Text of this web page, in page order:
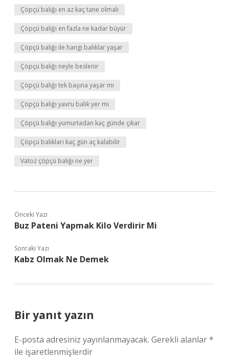
Çöpçü balığı en az kaç tane olmalı
Çöpçü balığı en fazla ne kadar büyür
Çöpçü balığı ile hangi balıklar yaşar
Çöpçü balığı neyle beslenir
Çöpçü balığı tek başına yaşar mı
Çöpçü balığı yavru balık yer mi
Çöpçü balığı yumurtadan kaç günde çıkar
Çöpçü balıkları kaç gün aç kalabilir
Vatoz çöpçü balığı ne yer
Önceki Yazı
Buz Pateni Yapmak Kilo Verdirir Mi
Sonraki Yazı
Kabz Olmak Ne Demek
Bir yanıt yazın
E-posta adresiniz yayınlanmayacak. Gerekli alanlar*
ile işaretlenmişlerdir